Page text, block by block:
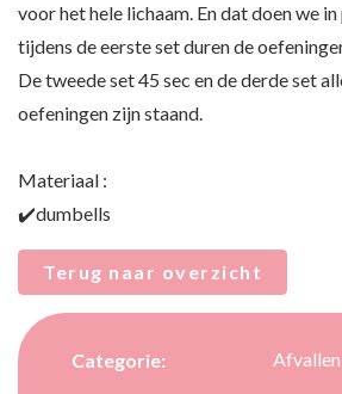
voor het hele lichaam. En dat doen we
tijdens de eerste set duren de
De tweede set 45 sec en de derde set
oefeningen zijn staand.
Materiaal :
✔️dumbells
Terug naar overzicht
Categorie: Afvallen